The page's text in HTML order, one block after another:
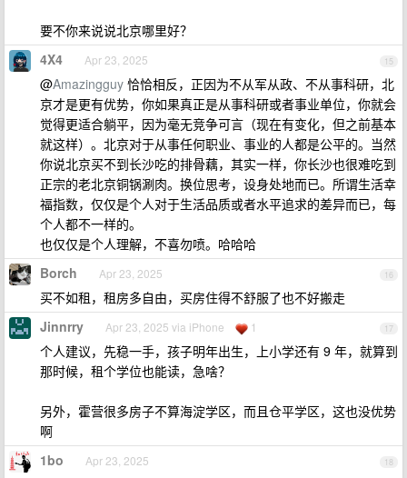
要不你来说说北京哪里好？
15
4X4 Apr 23, 2025
@Amazingguy 恰恰相反，正因为不从军从政、不从事科研，北
京才是更有优势，你如果真正是从事科研或者事业单位，你就会
觉得更适合躺平，因为毫无竞争可言（现在有变化，但之前基本
就这样）。北京对于从事任何职业、事业的人都是公平的。当然
你说北京买不到长沙吃的排骨藕，其实一样，你长沙也很难吃到
正宗的老北京铜锅涮肉。换位思考，设身处地而已。所谓生活幸
福指数，仅仅是个人对于生活品质或者水平追求的差异而已，每
个人都不一样的。
也仅仅是个人理解，不喜勿喷。哈哈哈
16
Borch Apr 23, 2025
买不如租，租房多自由，买房住得不舒服了也不好搬走
17
Jinnrry Apr 23, 2025 via iPhone 1
个人建议，先稳一手，孩子明年出生，上小学还有 9 年，就算到
那时候，租个学位也能读，急啥？
另外，霍营很多房子不算海淀学区，而且仓平学区，这也没优势
啊
18
1bo Apr 23, 2025